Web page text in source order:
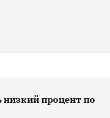
низкий процент по